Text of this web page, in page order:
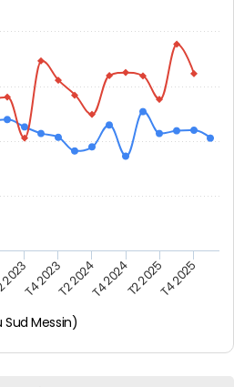
Messin)
T4 2023T2 2024T4 2024T2 2025T4 2025